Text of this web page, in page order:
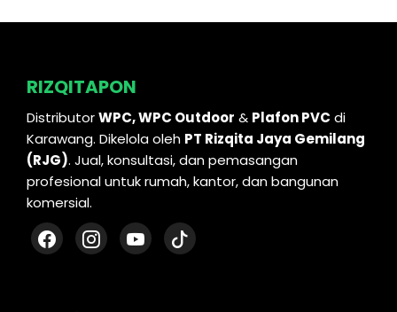
RIZQITAPON
DistributorWPC, WPC Outdoor & Plafon PVC di
Karawang. Dikelola oleh PT Rizqita Jaya Gemilang
(RJG). Jual, konsultasi, dan pemasangan
profesional untuk rumah, kantor, dan bangunan
komersial.